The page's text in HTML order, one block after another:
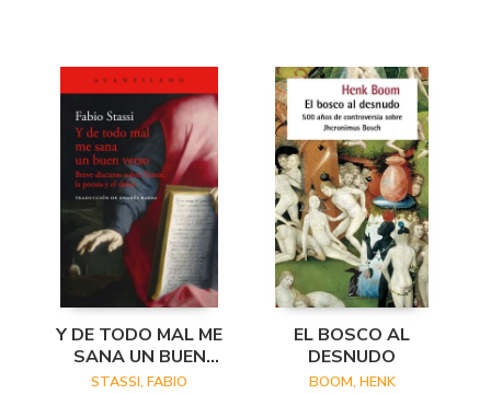
Y DE TODO MAL ME
SANA UN BUEN
VERSO
STASSI, FABIO
EL BOSCO AL
DESNUDO
BOOM, HENK